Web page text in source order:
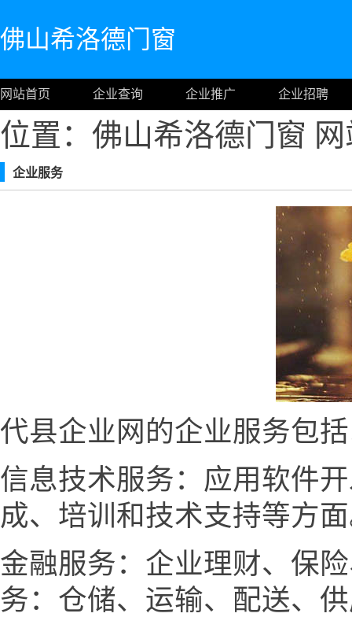
佛山希洛德门窗
网站首页 企业查询 企业推广 企业招聘
位置：佛山希洛德门窗
企业服务
代县企业网的企业服务包
信息技术服务：应用软件
成、培训和技术支持等方
金融服务：企业理财、保
务：仓储、运输、配送、